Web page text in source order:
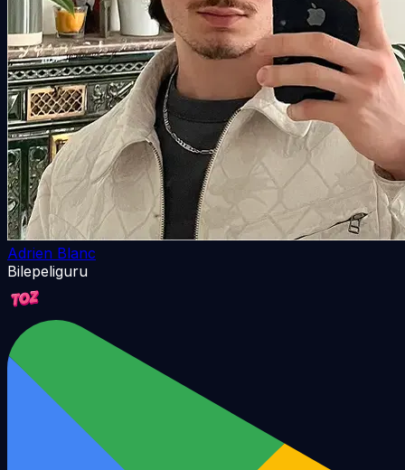
Adrien Blanc
Bilepeliguru